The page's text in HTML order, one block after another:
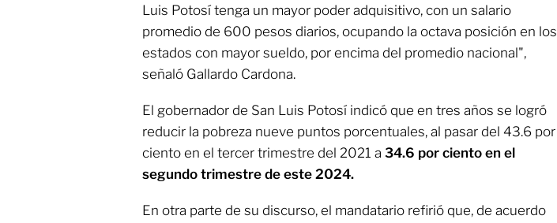
Luis Potosí tenga un mayor poder adquisitivo, con un salario
promedio de 600 pesos diarios, ocupando la octava posición en los
estados con mayor sueldo, por encima del promedio nacional",
señaló Gallardo Cardona.
El gobernador de San Luis Potosí indicó que en tres años se logró
reducir la pobreza nueve puntos porcentuales, al pasar del 43.6 por
ciento en el tercer trimestre del 2021 a 34.6 por ciento en el
segundo trimestre de este 2024.
En otra parte de su discurso, el mandatario refirió que, de acuerdo